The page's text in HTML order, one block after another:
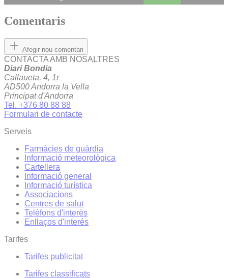
Comentaris
Afegir nou comentari
CONTACTA AMB NOSALTRES
Diari Bondia
Callaueta, 4, 1r
AD500 Andorra la Vella
Principat d'Andorra
Tel. +376 80 88 88
Formulari de contacte
Serveis
Farmàcies de guàrdia
Informació meteorològica
Cartellera
Informació general
Informació turística
Associacions
Centres de salut
Telèfons d'interès
Enllaços d'interés
Tarifes
Tarifes publicitat
Tarifes classificats